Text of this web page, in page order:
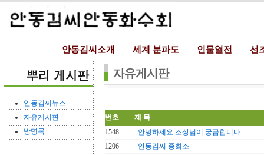
안동김씨소개 세계 분파도 인물열전 선
안동김씨뉴스
자유게시판
방명록
번호
제 목
1548
안녕하세요 조상님이 궁금합니다
1206
안동김씨 종회소